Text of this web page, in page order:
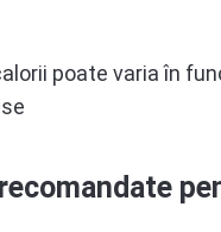
poate varia în